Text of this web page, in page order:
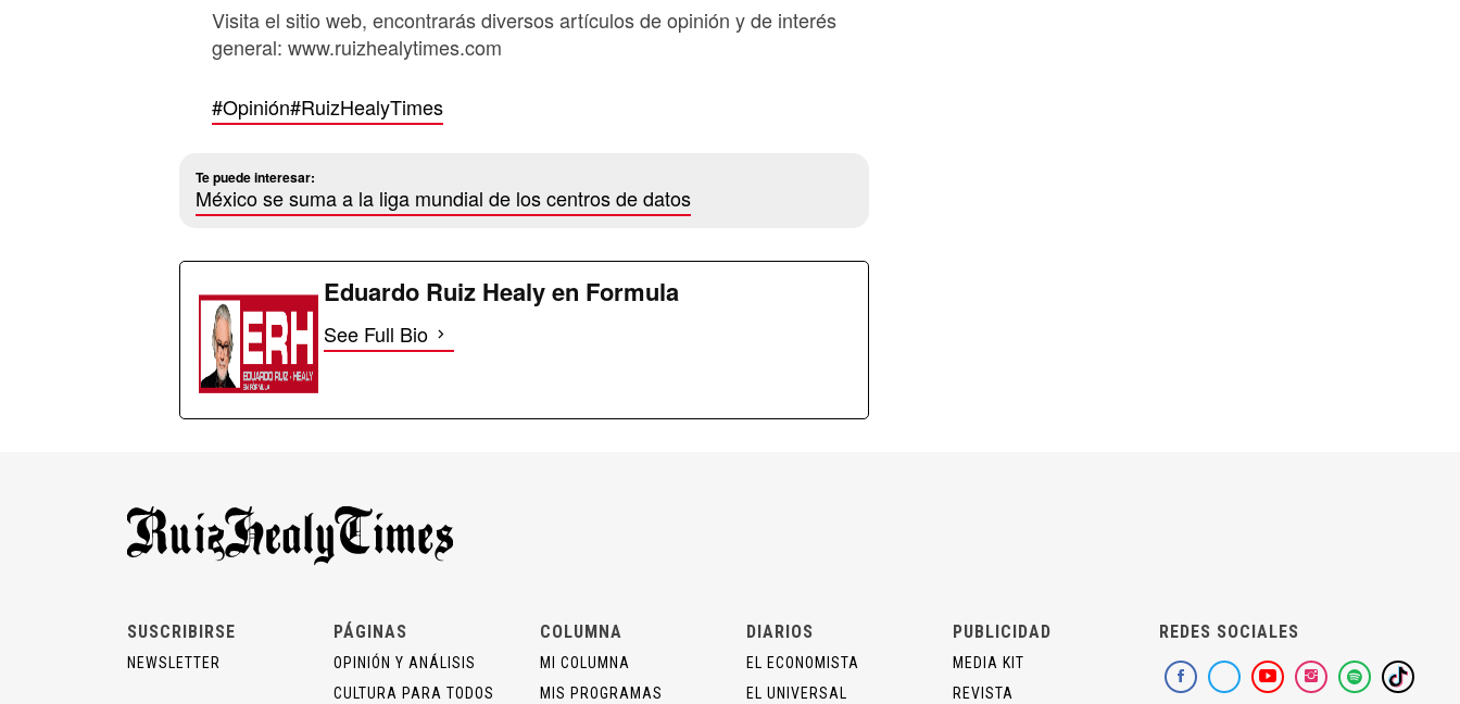
Visita el sitio web, encontrarás diversos artículos de opinión y de interés
general: www.ruizhealytimes.com
#Opinión#RuizHealyTimes
Te puede interesar:
México se suma a la liga mundial de los centros de datos
Eduardo Ruiz Healy en Formula
See Full Bio
SUSCRIBIRSE
NEWSLETTER
PÁGINAS
OPINIÓN Y ANÁLISIS
CULTURA PARA TODOS
COLUMNA
MI COLUMNA
MIS PROGRAMAS
DIARIOS
EL ECONOMISTA
EL UNIVERSAL
PUBLICIDAD
MEDIA KIT
REVISTA
REDES SOCIALES